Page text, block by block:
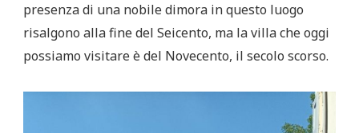
presenza di una nobile dimora in questo luogo
risalgono alla fine del Seicento, ma la villa che oggi
possiamo visitare è del Novecento, il secolo scorso.